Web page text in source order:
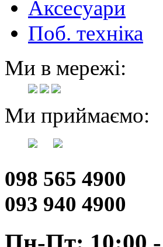
Аксесуари
Поб. техніка
Ми в мережі:
Ми приймаємо:
098 565 4900
093 940 4900